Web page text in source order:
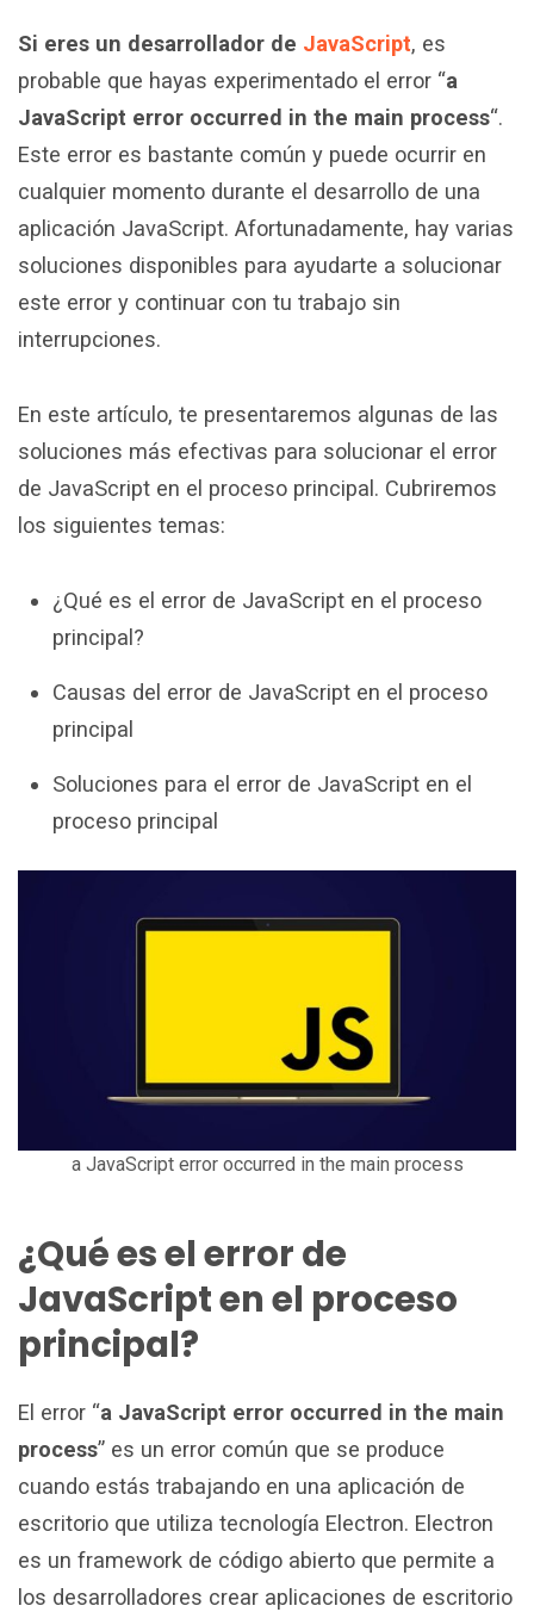
Si eres un desarrollador de JavaScript, es
probable que hayas experimentado el error “a
JavaScript error occurred in the main process“.
Este error es bastante común y puede ocurrir en
cualquier momento durante el desarrollo de una
aplicación JavaScript. Afortunadamente, hay varias
soluciones disponibles para ayudarte a solucionar
este error y continuar con tu trabajo sin
interrupciones.
En este artículo, te presentaremos algunas de las
soluciones más efectivas para solucionar el error
de JavaScript en el proceso principal. Cubriremos
los siguientes temas:
¿Qué es el error de JavaScript en el proceso
principal?
Causas del error de JavaScript en el proceso
principal
Soluciones para el error de JavaScript en el
proceso principal
a JavaScript error occurred in the main process
¿Qué es el error de
JavaScript en el proceso
principal?
El error “a JavaScript error occurred in the main
process” es un error común que se produce
cuando estás trabajando en una aplicación de
escritorio que utiliza tecnología Electron. Electron
es un framework de código abierto que permite a
los desarrolladores crear aplicaciones de escritorio